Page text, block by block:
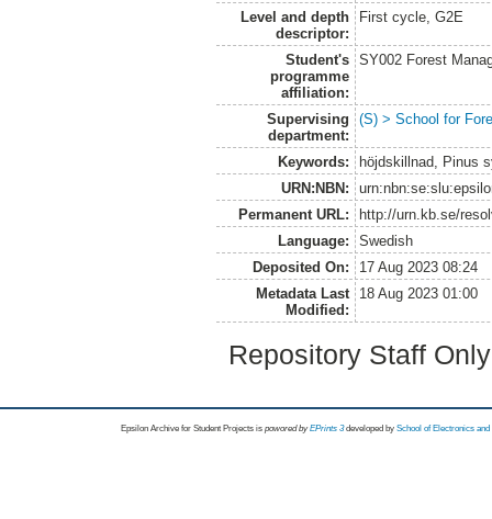
Level and depth
descriptor:
First cycle, G2E
Student's
programme
affiliation:
SY002 Forest
Supervising
department:
(S) > School for
Keywords:
höjdskillnad, Pinus
URN:NBN:
Permanent URL:
http://urn.kb.se/
Language:
Swedish
Deposited On:
17 Aug 2023 08:24
Metadata Last
Modified:
18 Aug 2023 01:00
Repository Staff
Epsilon Archive for Student Projects is powored byEPrints 3 developed by School of Electronics